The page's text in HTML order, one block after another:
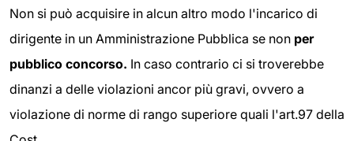
Non si può acquisire in alcun altro modo l'incarico di
dirigente in un Amministrazione Pubblica se non per
pubblico concorso. In caso contrario ci si troverebbe
dinanzi a delle violazioni ancor più gravi, ovvero a
violazione di norme di rango superiore quali l'art.97 della